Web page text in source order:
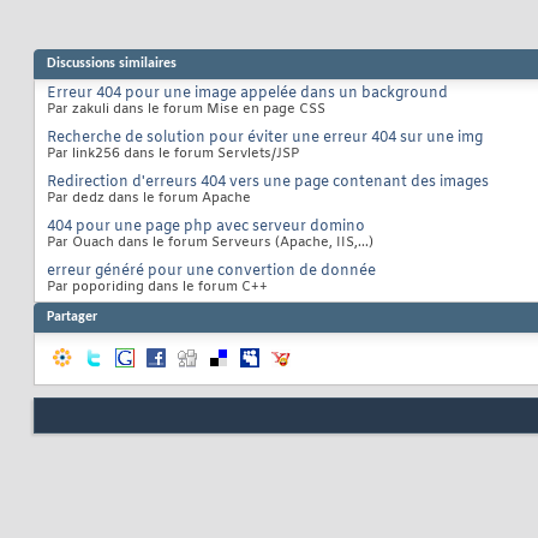
Discussions similaires
Erreur 404 pour une image appelée dans un background
Par zakuli dans le forum Mise en page CSS
Recherche de solution pour éviter une erreur 404 sur une img
Par link256 dans le forum Servlets/JSP
Redirection d'erreurs 404 vers une page contenant des images
Par dedz dans le forum Apache
404 pour une page php avec serveur domino
Par Ouach dans le forum Serveurs (Apache, IIS,...)
erreur généré pour une convertion de donnée
Par poporiding dans le forum C++
Partager